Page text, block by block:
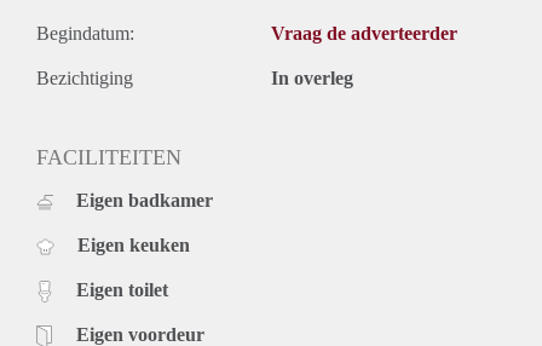
Begindatum: Vraag de adverteerder
Bezichtiging In overleg
FACILITEITEN
Eigen badkamer
Eigen keuken
Eigen toilet
Eigen voordeur